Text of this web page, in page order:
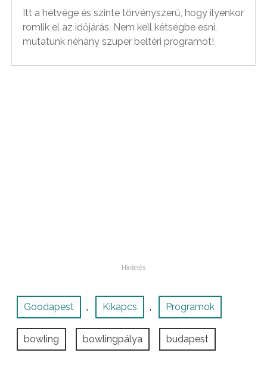
Itt a hétvége és szinte törvényszerű, hogy ilyenkor
romlik el az időjárás. Nem kell kétségbe esni,
mutatunk néhány szuper beltéri programot!
Goodapest , Kikapcs , Programok
bowling bowlingpálya budapest